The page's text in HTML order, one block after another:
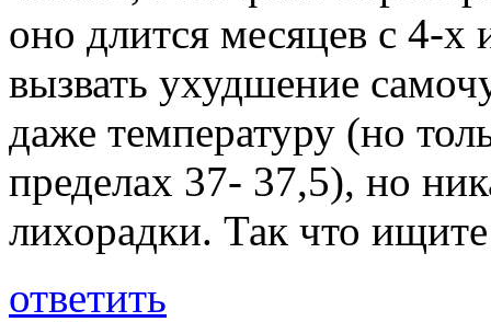
оно длится месяцев с 4-
вызвать ухудшение
даже температуру (но
пределах 37- 37,5), но
лихорадки. Так что
ответить